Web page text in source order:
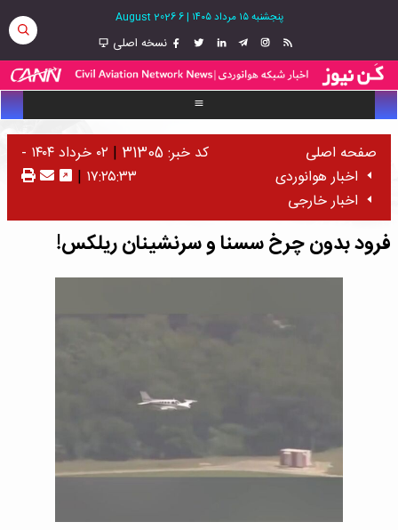
پنجشنبه ۱۵ مرداد ۱۴۰۵ |
6 August 2026
نسخه اصلی
صفحه اصلی
اخبار هوانوردی
اخبار خارجی
کد خبر: 31305 |
۰۲ خرداد ۱۴۰۴ -
۱۷:۲۵:۳۳ |
فرود بدون چرخ سسنا و سرنشینان ریلکس!